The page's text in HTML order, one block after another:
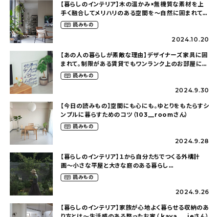
会社概要
プライバシーポリシー
お問い合わせ
【暮らしのインテリア】木の温かみ×無機質な素材を上
手く融合してメリハリのある空間を〜自然に囲まれて暮
らす（ki_no_ieさん）
読みもの
2024.10.20
【あの人の暮らしが素敵な理由】デザイナーズ家具に囲
まれて。制限がある賃貸でもワンランク上のお部屋に〜
狭くても好きな暮らしのこと（_____chika708さん）
読みもの
2024.9.30
【今日の読みもの】空間にも心にも。ゆとりをもたらすシ
ンプルに暮らすためのコツ（103__roomさん）
読みもの
2024.9.28
【暮らしのインテリア】１から自分たちでつくる外構計
画〜小さな平屋と大きな庭のある暮らし
（tsumikiniwaさん）
読みもの
2024.9.26
【暮らしのインテリア】家族が心地よく暮らせる収納のあ